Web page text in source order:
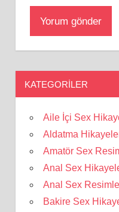
KATEGORILER
Aile İçi Sex
Aldatma
Amatör Sex
Anal Sex
Anal Sex
Bakire Sex